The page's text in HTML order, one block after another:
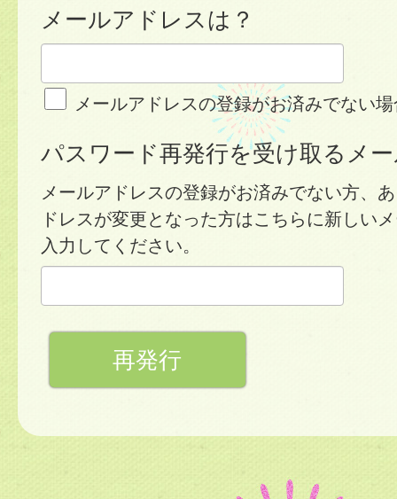
メールアドレスは？
メールアドレスの登録がお済みでない
パスワード再発行を受け取るメ
メールアドレスの登録がお済みでない方、
ドレスが変更となった方はこちらに新しい
入力してください。